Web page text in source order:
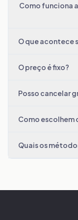
Como funciona
O que acontece
O preço é fixo?
Posso cancelar
Como escolhem
Quais os